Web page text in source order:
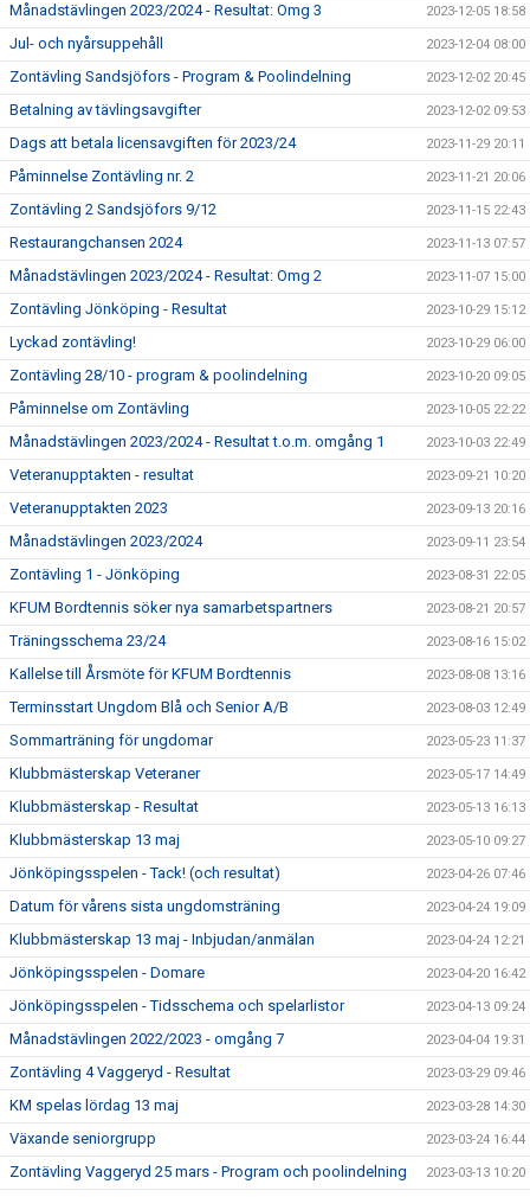
Månadstävlingen 2023/2024 - Resultat: Omg 3 2023-12-05 18:58
Jul- och nyårsuppehåll 2023-12-04 08:00
Zontävling Sandsjöfors - Program & Poolindelning 2023-12-02 20:45
Betalning av tävlingsavgifter 2023-12-02 09:53
Dags att betala licensavgiften för 2023/24 2023-11-29 20:11
Påminnelse Zontävling nr. 2 2023-11-21 20:06
Zontävling 2 Sandsjöfors 9/12 2023-11-15 22:43
Restaurangchansen 2024 2023-11-13 07:57
Månadstävlingen 2023/2024 - Resultat: Omg 2 2023-11-07 15:00
Zontävling Jönköping - Resultat 2023-10-29 15:12
Lyckad zontävling! 2023-10-29 06:00
Zontävling 28/10 - program & poolindelning 2023-10-20 09:05
Påminnelse om Zontävling 2023-10-05 22:22
Månadstävlingen 2023/2024 - Resultat t.o.m. omgång 1 2023-10-03 22:49
Veteranupptakten - resultat 2023-09-21 10:20
Veteranupptakten 2023 2023-09-13 20:16
Månadstävlingen 2023/2024 2023-09-11 23:54
Zontävling 1 - Jönköping 2023-08-31 22:05
KFUM Bordtennis söker nya samarbetspartners 2023-08-21 20:57
Träningsschema 23/24 2023-08-16 15:02
Kallelse till Årsmöte för KFUM Bordtennis 2023-08-08 13:16
Terminsstart Ungdom Blå och Senior A/B 2023-08-03 12:49
Sommarträning för ungdomar 2023-05-23 11:37
Klubbmästerskap Veteraner 2023-05-17 14:49
Klubbmästerskap - Resultat 2023-05-13 16:13
Klubbmästerskap 13 maj 2023-05-10 09:27
Jönköpingsspelen - Tack! (och resultat) 2023-04-26 07:46
Datum för vårens sista ungdomsträning 2023-04-24 19:09
Klubbmästerskap 13 maj - Inbjudan/anmälan 2023-04-24 12:21
Jönköpingsspelen - Domare 2023-04-20 16:42
Jönköpingsspelen - Tidsschema och spelarlistor 2023-04-13 09:24
Månadstävlingen 2022/2023 - omgång 7 2023-04-04 19:31
Zontävling 4 Vaggeryd - Resultat 2023-03-29 09:46
KM spelas lördag 13 maj 2023-03-28 14:30
Växande seniorgrupp 2023-03-24 16:44
Zontävling Vaggeryd 25 mars - Program och poolindelning 2023-03-13 10:20